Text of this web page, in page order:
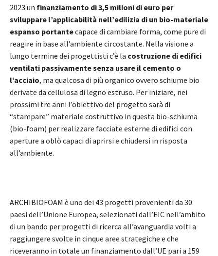
2023 un finanziamento di 3,5 milioni di euro per
sviluppare l’applicabilità nell’edilizia di un bio-materiale
espanso portantecapace di cambiare forma, come pure di
reagire in base all’ambiente circostante. Nella visione a
lungo termine dei progettisti c’è la costruzione di edifici
ventilati passivamente senza usare il cemento o
l’acciaio, ma qualcosa di più organico ovvero schiume bio
derivate da cellulosa di legno estruso. Per iniziare, nei
prossimi tre anni l’obiettivo del progetto sarà di
“stampare” materiale costruttivo in questa bio-schiuma
(bio-foam) per realizzare facciate esterne di edifici con
aperture a oblò capaci di aprirsi e chiudersi in risposta
all’ambiente.
ARCHIBIOFOAM è uno dei 43 progetti provenienti da 30
paesi dell’Unione Europea, selezionati dall’EIC nell’ambito
di un bando per progetti di ricerca all’avanguardia volti a
raggiungere svolte in cinque aree strategiche e che
riceveranno in totale un finanziamento dall’UE pari a 159